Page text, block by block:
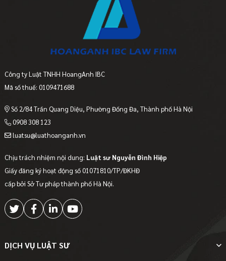
Công ty Luật TNHH HoangAnh IBC
Mã số thuế: 0109471688
Số 2/84 Trần Quang Diệu, Phường Đống Đa, Thành phố Hà Nội
0908 308 123
luatsu@luathoanganh.vn
Chịu trách nhiệm nội dung: Luật sư Nguyễn Đình Hiệp
Giấy đăng ký hoạt động số 01071810/TP/ĐKHĐ
cấp bởi Sở Tư pháp thành phố Hà Nội.
DỊCH VỤ LUẬT SƯ